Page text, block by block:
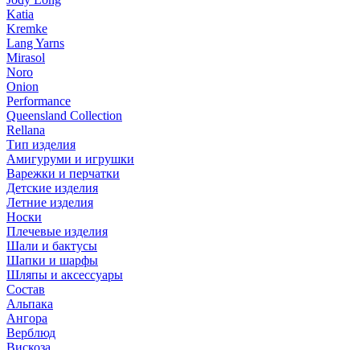
Katia
Kremke
Lang Yarns
Mirasol
Noro
Onion
Performance
Queensland Collection
Rellana
Тип изделия
Амигуруми и игрушки
Варежки и перчатки
Детские изделия
Летние изделия
Носки
Плечевые изделия
Шали и бактусы
Шапки и шарфы
Шляпы и аксессуары
Состав
Альпака
Ангора
Верблюд
Вискоза